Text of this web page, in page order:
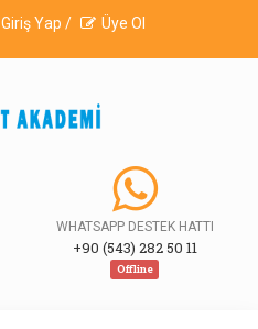
Giriş Yap / Üye Ol
WHATSAPP DESTEK HATTI
+90 (543) 282 50 11
Offline